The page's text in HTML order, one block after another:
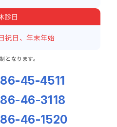
診日
祝日、年末年始
なります。
45-4511
46-3118
46-1520